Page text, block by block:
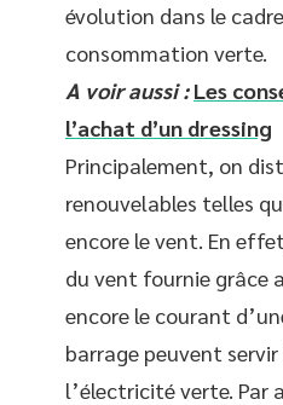
évolution dans le
consommation verte.
A voir aussi : Les
l’achat d’un dressing
Principalement, on
renouvelables telles
encore le vent. En
du vent fournie grâce
encore le courant
barrage peuvent
l’électricité verte. Par